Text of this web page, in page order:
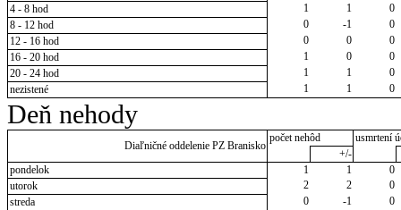
4 - 8 hod
1 1
0
8 - 12 hod
0 -1
0
12 - 16 hod
0 0
0
16 - 20 hod
1 0
0
20 - 24 hod
1 1
0
nezistené
1 1 0
Deň nehody
Diaľničné oddelenie PZ Branisko
počet nehôd
usmrtení
+/-
pondelok
1 1
0
utorok
2 2
0
streda
0 -1
0